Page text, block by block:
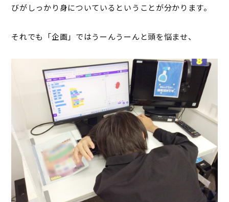
びがしっかり身についているということが分かります。
それでも「企画」ではうーんうーんと頭を悩ませ、